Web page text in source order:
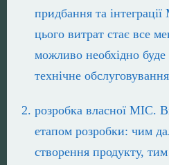
придбання та
цього витрат стає все
можливо необхідно буде
технічне
розробка власної МІС.
етапом розробки: чим
створення продукту,